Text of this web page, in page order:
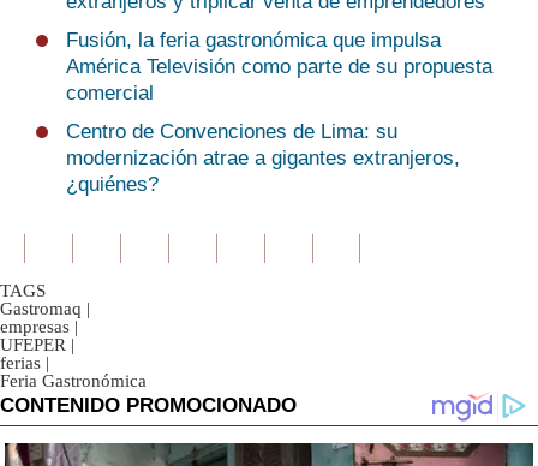
Fusión, la feria gastronómica que impulsa
América Televisión como parte de su propuesta
comercial
Centro de Convenciones de Lima: su
modernización atrae a gigantes extranjeros,
¿quiénes?
TAGS
Gastromaq |
empresas |
UFEPER |
ferias |
Feria Gastronómica